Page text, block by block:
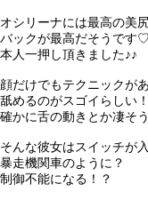
オシリーナには最高の美
バックが最高だそうです♡
本人一押し頂きました♪♪
顔だけでもテクニックが
舐めるのがスゴイらしい
確かに舌の動きとか凄そ
そんな彼女はスイッチが
暴走機関車のように？
制御不能になる！？